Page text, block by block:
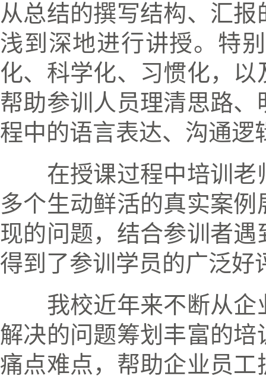
从总结的撰写结构、汇
浅到深地进行讲授。特
化、科学化、习惯化，
帮助参训人员理清思路
程中的语言表达、沟通逻
在授课过程中培训
多个生动鲜活的真实案
现的问题，结合参训者
得到了参训学员的广泛好
我校近年来不断从
解决的问题筹划丰富的
痛点难点，帮助企业员